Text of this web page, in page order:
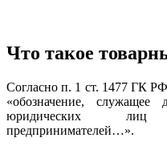
Что такое
Согласно п. 1 ст. 1477 ГК
«обозначение, служащее
юридических лиц
предпринимателей…».